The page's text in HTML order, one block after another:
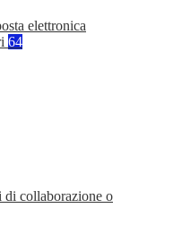
elettronica
64
collaborazione o